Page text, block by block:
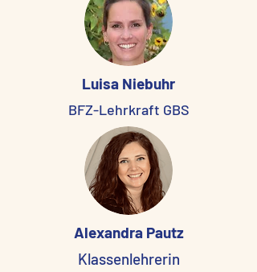
Luisa Niebuhr
BFZ-Lehrkraft GBS
Alexandra Pautz
Klassenlehrerin